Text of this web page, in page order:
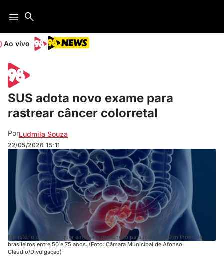
Ao vivo
SUS adota novo exame para
rastrear câncer colorretal
PorLudmila Souza
22/05/2026 15:11
Ministério da Saúde quer ampliar a prevenção para mais de 40 milhões de
brasileiros entre 50 e 75 anos. (Foto: Câmara Municipal de Afonso
Claudio/Divulgação)